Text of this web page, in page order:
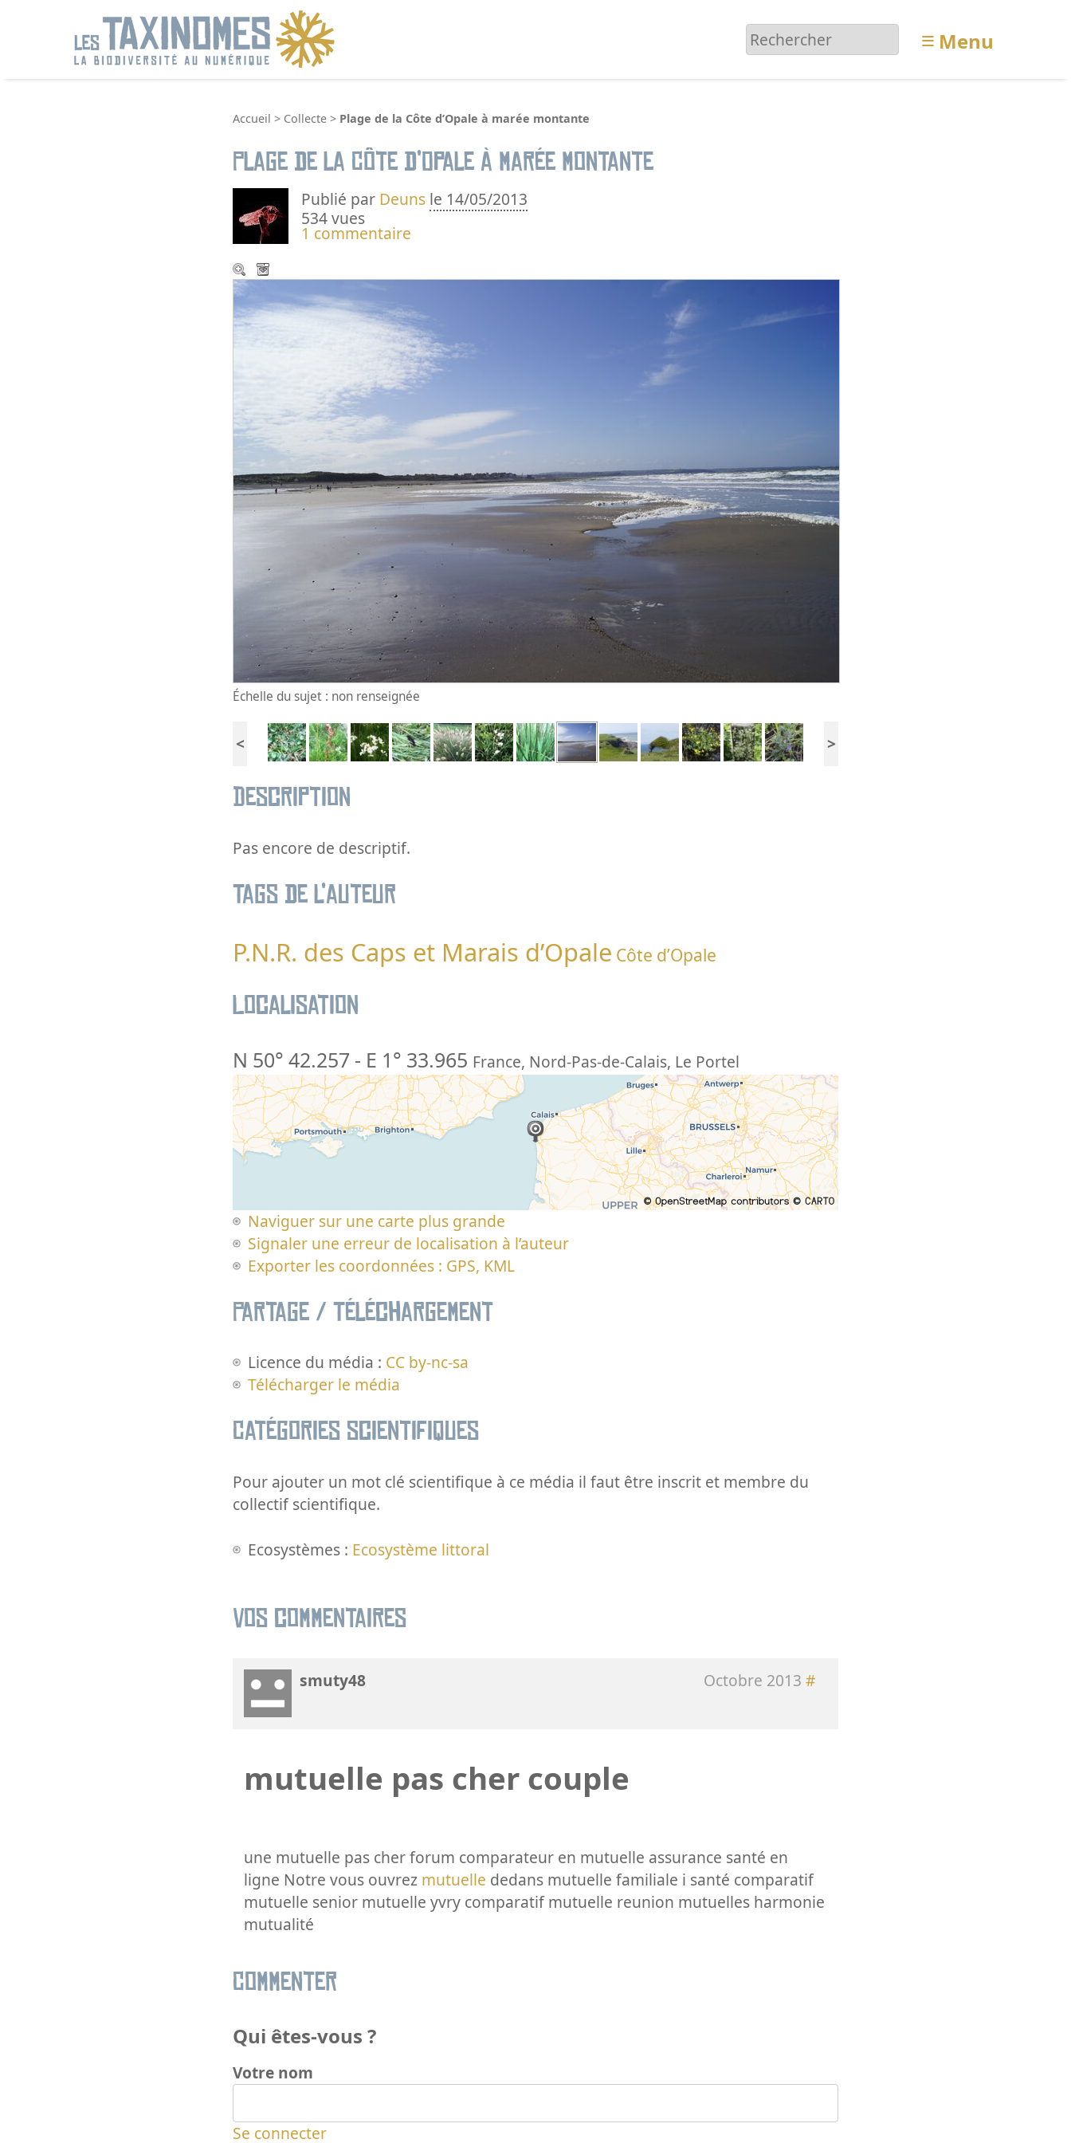
≡ Menu
Accueil > Collecte > Plage de la Côte d’Opale à marée montante
Plage de la Côte d’Opale à marée montante
Publié par Deuns le 14/05/2013
534 vues
1 commentaire
Échelle du sujet : non renseignée
< >
Description
Pas encore de descriptif.
Tags de l’auteur
P.N.R. des Caps et Marais d’Opale Côte d’Opale
Localisation
N 50° 42.257 - E 1° 33.965 France, Nord-Pas-de-Calais, Le Portel
Naviguer sur une carte plus grande
Signaler une erreur de localisation à l’auteur
Exporter les coordonnées : GPS, KML
Partage / Téléchargement
Licence du média : CC by-nc-sa
Télécharger le média
Catégories scientifiques
Pour ajouter un mot clé scientifique à ce média il faut être inscrit et membre du
collectif scientifique.
Ecosystèmes : Ecosystème littoral
Vos commentaires
smuty48 Octobre 2013 #
mutuelle pas cher couple
une mutuelle pas cher forum comparateur en mutuelle assurance santé en
ligne Notre vous ouvrez mutuelle dedans mutuelle familiale i santé comparatif
mutuelle senior mutuelle yvry comparatif mutuelle reunion mutuelles harmonie
mutualité
Commenter
Qui êtes-vous ?
Votre nom
Se connecter